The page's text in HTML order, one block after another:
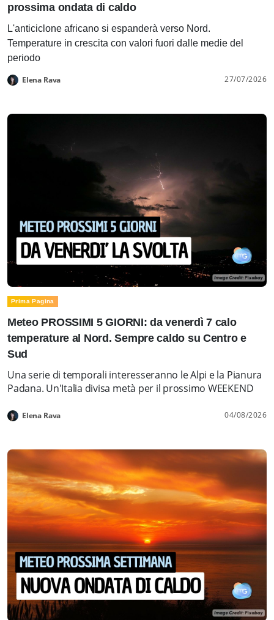
prossima ondata di caldo
L'anticiclone africano si espanderà verso Nord.
Temperature in crescita con valori fuori dalle medie del
periodo
Elena Rava 27/07/2026
Prima Pagina
Meteo PROSSIMI 5 GIORNI: da venerdì 7 calo
temperature al Nord. Sempre caldo su Centro e
Sud
Una serie di temporali interesseranno le Alpi e la Pianura
Padana. Un'Italia divisa metà per il prossimo WEEKEND
Elena Rava 04/08/2026